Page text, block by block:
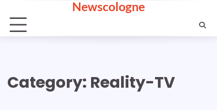
content
Newscologne
Category: Reality-TV